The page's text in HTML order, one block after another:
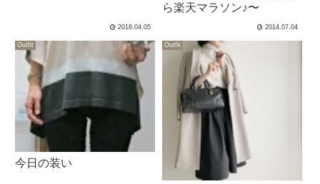
2018.04.05
ら楽天マラソン♪〜
2014.07.04
Outfit
今日の装い
Outfit